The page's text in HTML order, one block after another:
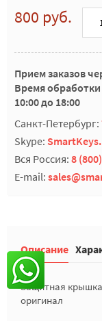
800 руб.
Прием заказов
Время
10:00 до 18:00
Санкт-Петербург:
Skype:
Вся Россия: 8
E-mail:
Описание
Защитная
оригинал